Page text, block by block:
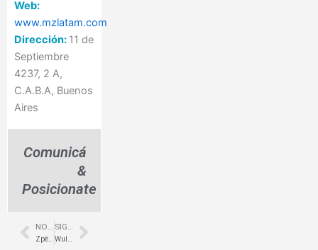
Web:
www.mzlatam.com
Dirección: 11 de
Septiembre
4237, 2 A,
C.A.B.A, Buenos
Aires
Comunicá
&
Posicionate
Prev
NOTA ANTERIOR SIGUIENTE NOTA Next